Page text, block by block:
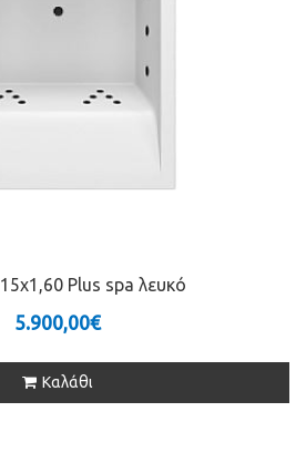
Plus spa λευκό
5.900,00€
Καλάθι